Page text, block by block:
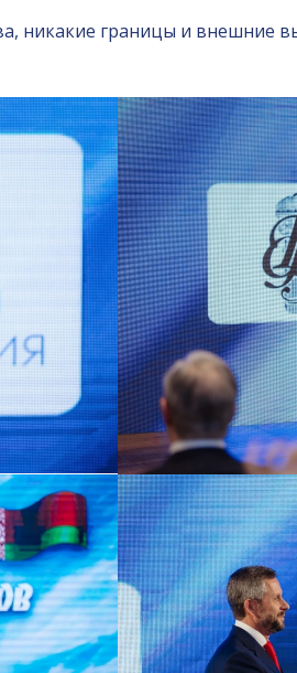
никакие границы и